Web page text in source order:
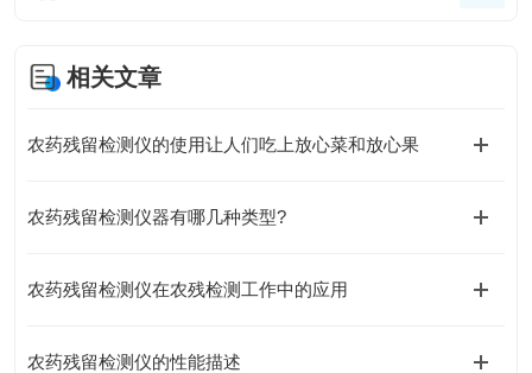
相关文章
农药残留检测仪的使用让人们吃上放心菜和放心果
农药残留检测仪器有哪几种类型?
农药残留检测仪在农残检测工作中的应用
农药残留检测仪的性能描述